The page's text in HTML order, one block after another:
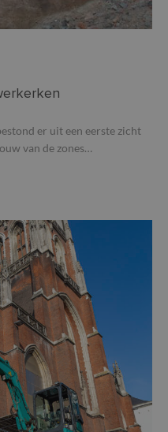
er uit een eerste zicht
van de zones…